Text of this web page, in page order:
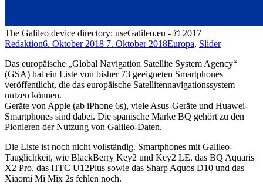
The Galileo device directory: useGalileo.eu - © 2017
Redaktion6. Oktober 2018 7. Oktober 2018Europa, Slider
Das europäische „Global Navigation Satellite System Agency“
(GSA) hat ein Liste von bisher 73 geeigneten Smartphones
veröffentlicht, die das europäische Satellitennavigationssystem
nutzen können.
Geräte von Apple (ab iPhone 6s), viele Asus-Geräte und Huawei-
Smartphones sind dabei. Die spanische Marke BQ gehört zu den
Pionieren der Nutzung von Galileo-Daten.
Die Liste ist noch nicht vollständig. Smartphones mit Galileo-
Tauglichkeit, wie BlackBerry Key2 und Key2 LE, das BQ Aquaris
X2 Pro, das HTC U12Plus sowie das Sharp Aquos D10 und das
Xiaomi Mi Mix 2s fehlen noch.